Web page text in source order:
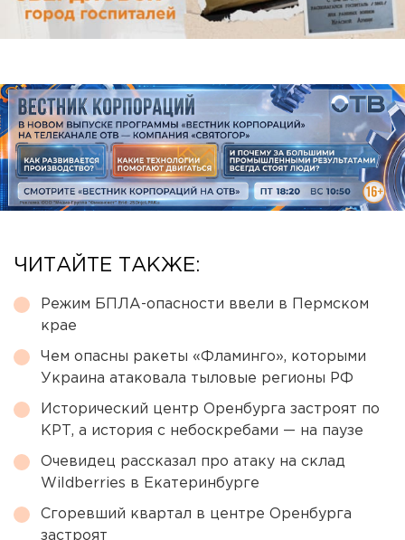
ЧИТАЙТЕ ТАКЖЕ:
Режим БПЛА-опасности ввели в Пермском
крае
Чем опасны ракеты «Фламинго», которыми
Украина атаковала тыловые регионы РФ
Исторический центр Оренбурга застроят по
КРТ, а история с небоскребами — на паузе
Очевидец рассказал про атаку на склад
Wildberries в Екатеринбурге
Сгоревший квартал в центре Оренбурга
застроят